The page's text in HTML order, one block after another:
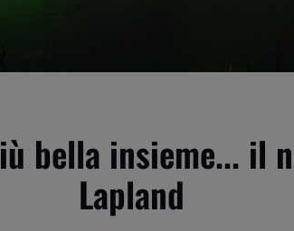
bella insieme... il
Lapland